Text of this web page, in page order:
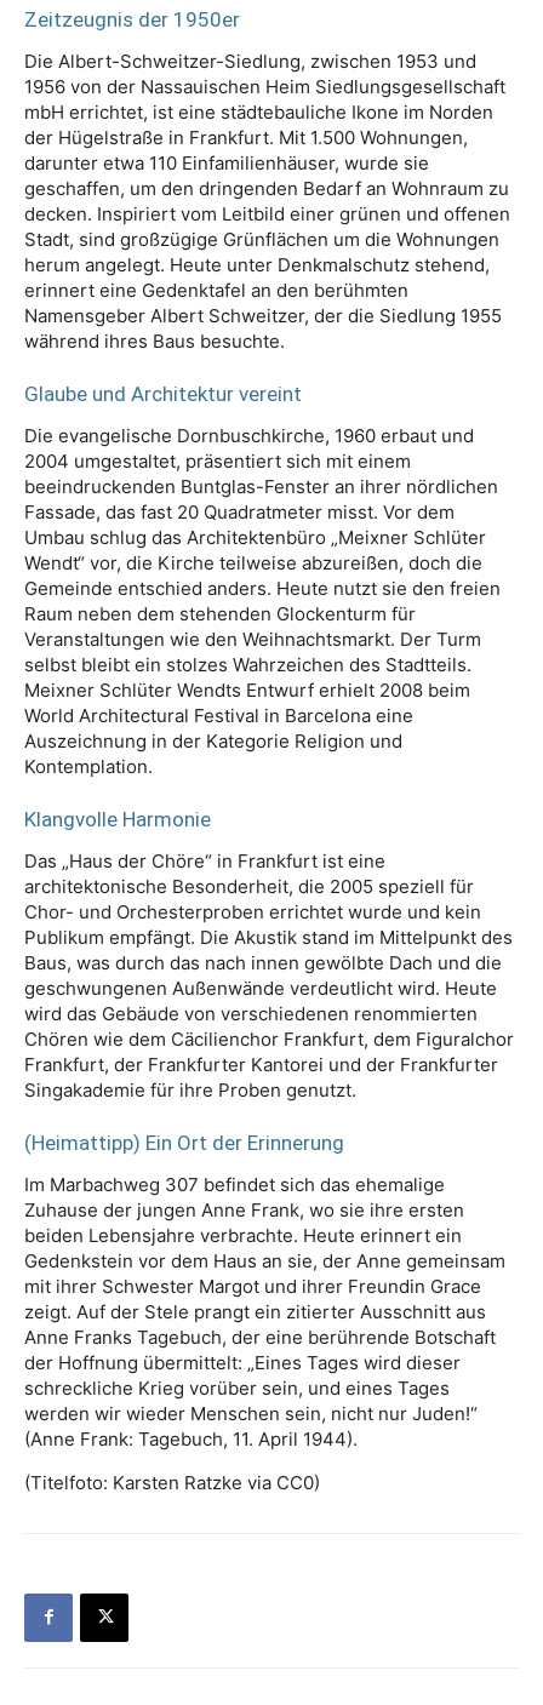
Zeitzeugnis der 1950er
Die Albert-Schweitzer-Siedlung, zwischen 1953 und
1956 von der Nassauischen Heim Siedlungsgesellschaft
mbH errichtet, ist eine städtebauliche Ikone im Norden
der Hügelstraße in Frankfurt. Mit 1.500 Wohnungen,
darunter etwa 110 Einfamilienhäuser, wurde sie
geschaffen, um den dringenden Bedarf an Wohnraum zu
decken. Inspiriert vom Leitbild einer grünen und offenen
Stadt, sind großzügige Grünflächen um die Wohnungen
herum angelegt. Heute unter Denkmalschutz stehend,
erinnert eine Gedenktafel an den berühmten
Namensgeber Albert Schweitzer, der die Siedlung 1955
während ihres Baus besuchte.
Glaube und Architektur vereint
Die evangelische Dornbuschkirche, 1960 erbaut und
2004 umgestaltet, präsentiert sich mit einem
beeindruckenden Buntglas-Fenster an ihrer nördlichen
Fassade, das fast 20 Quadratmeter misst. Vor dem
Umbau schlug das Architektenbüro „Meixner Schlüter
Wendt“ vor, die Kirche teilweise abzureißen, doch die
Gemeinde entschied anders. Heute nutzt sie den freien
Raum neben dem stehenden Glockenturm für
Veranstaltungen wie den Weihnachtsmarkt. Der Turm
selbst bleibt ein stolzes Wahrzeichen des Stadtteils.
Meixner Schlüter Wendts Entwurf erhielt 2008 beim
World Architectural Festival in Barcelona eine
Auszeichnung in der Kategorie Religion und
Kontemplation.
Klangvolle Harmonie
Das „Haus der Chöre“ in Frankfurt ist eine
architektonische Besonderheit, die 2005 speziell für
Chor- und Orchesterproben errichtet wurde und kein
Publikum empfängt. Die Akustik stand im Mittelpunkt des
Baus, was durch das nach innen gewölbte Dach und die
geschwungenen Außenwände verdeutlicht wird. Heute
wird das Gebäude von verschiedenen renommierten
Chören wie dem Cäcilienchor Frankfurt, dem Figuralchor
Frankfurt, der Frankfurter Kantorei und der Frankfurter
Singakademie für ihre Proben genutzt.
(Heimattipp) Ein Ort der Erinnerung
Im Marbachweg 307 befindet sich das ehemalige
Zuhause der jungen Anne Frank, wo sie ihre ersten
beiden Lebensjahre verbrachte. Heute erinnert ein
Gedenkstein vor dem Haus an sie, der Anne gemeinsam
mit ihrer Schwester Margot und ihrer Freundin Grace
zeigt. Auf der Stele prangt ein zitierter Ausschnitt aus
Anne Franks Tagebuch, der eine berührende Botschaft
der Hoffnung übermittelt: „Eines Tages wird dieser
schreckliche Krieg vorüber sein, und eines Tages
werden wir wieder Menschen sein, nicht nur Juden!“
(Anne Frank: Tagebuch, 11. April 1944).
(Titelfoto: Karsten Ratzke via CC0)